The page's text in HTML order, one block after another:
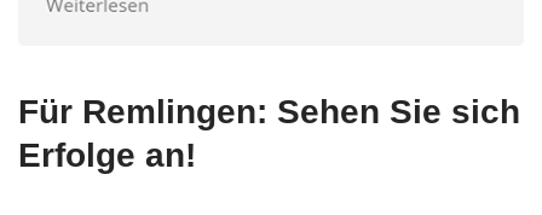
Für Remlingen: Sehen Sie sich
Erfolge an!